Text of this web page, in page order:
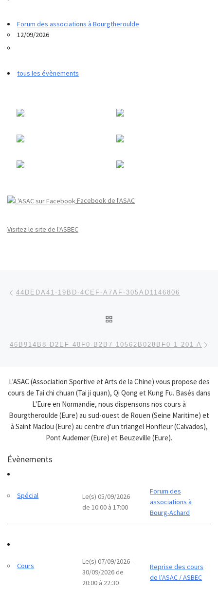
Forum des associations à Bourgtheroulde
12/09/2026
tous les évènements
Facebook de l'ASAC
Visitez le site de l'ASBEC
Parcourir les articles
44DEDA41-19BD-4CEF-A7AF-305AD1146806
46B914B8-D2EF-48F0-B2B7-10562B028BF0 1 201 A
L'ASAC (Association Sportive et Arts de la Chine) vous propose des
cours de Tai chi chuan (Tai ji quan), Qi Qong et Kung Fu. Basés dans
L'Eure en Normandie, nous dispensons nos cours à
Bourgtheroulde (Eure) au sud-ouest de Rouen (Seine Maritime) et
à Saint Maclou (Eure) au centre d'un triangel Honfleur (Calvados),
Pont Audemer (Eure) et Beuzeville (Eure).
Évènements
Spécial
Le(s) 05/09/2026
de 10:00 à 17:00
Forum des
associations à
Bourg-Achard
Cours
Le(s) 07/09/2026 -
30/09/2026 de
20:00 à 22:30
Reprise des cours
de l’ASAC / ASBEC